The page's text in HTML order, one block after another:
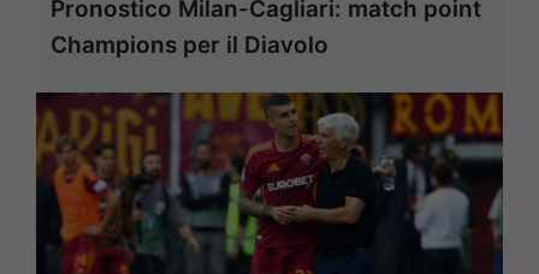
Pronostico Milan-Cagliari: match point
Champions per il Diavolo